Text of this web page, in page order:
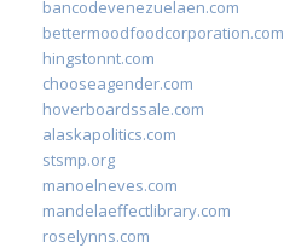
bancodevenezuelaen.com
bettermoodfoodcorporation.com
hingstonnt.com
chooseagender.com
hoverboardssale.com
alaskapolitics.com
stsmp.org
manoelneves.com
mandelaeffectlibrary.com
roselynns.com